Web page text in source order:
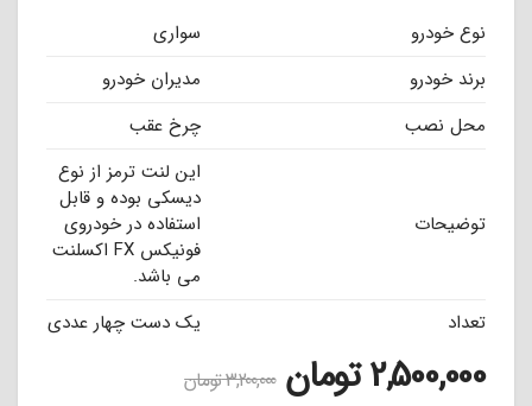
نوع خودرو
سواری
برند خودرو
مدیران خودرو
محل نصب
چرخ عقب
توضیحات
این لنت ترمز از نوع
دیسکی بوده و قابل
استفاده در خودروی
فونیکس FX اکسلنت
می باشد.
تعداد
یک دست چهار عددی
2,500,000تومان 3,200,000تومان